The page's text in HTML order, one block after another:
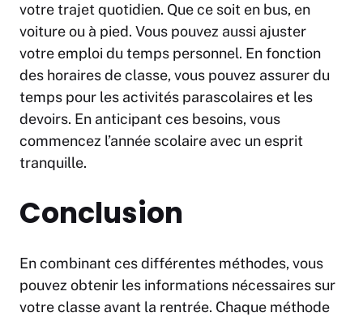
votre trajet quotidien. Que ce soit en bus, en
voiture ou à pied. Vous pouvez aussi ajuster
votre emploi du temps personnel. En fonction
des horaires de classe, vous pouvez assurer du
temps pour les activités parascolaires et les
devoirs. En anticipant ces besoins, vous
commencez l’année scolaire avec un esprit
tranquille.
Conclusion
En combinant ces différentes méthodes, vous
pouvez obtenir les informations nécessaires sur
votre classe avant la rentrée. Chaque méthode